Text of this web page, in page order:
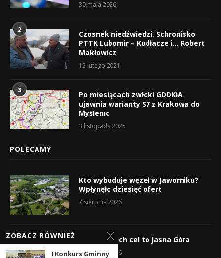
30 maja 2026
2
Czosnek niedźwiedzi, Schronisko
PTTK Lubomir – Kudłacze i… Robert
Makłowicz
15 lutego 2021
3
Po miesiącach zwłoki GDDKiA
ujawnia warianty S7 z Krakowa do
Myślenic
3 listopada 2025
POLECAMY
Kto wybuduje węzeł w Jaworniku?
Wpłynęło dziesięć ofert
7 sierpnia 2026
Wyruszyli! Ich cel to Jasna Góra
5 sierpnia 2026
ZOBACZ RÓWNIEŻ
I Konkurs Gminny